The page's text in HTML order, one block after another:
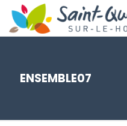
ENSEMBLE07